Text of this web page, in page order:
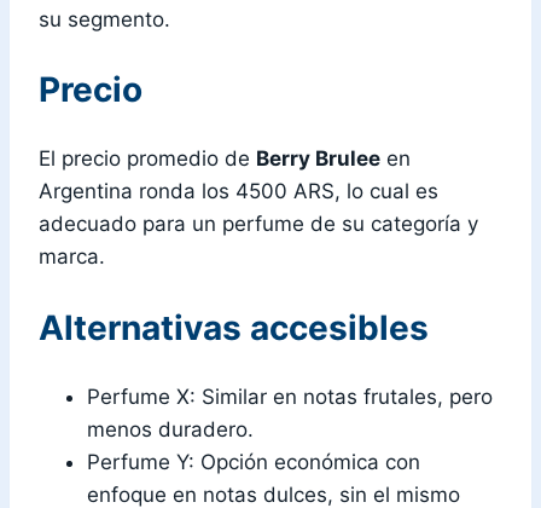
su segmento.
Precio
El precio promedio de Berry Brulee en
Argentina ronda los 4500 ARS, lo cual es
adecuado para un perfume de su categoría y
marca.
Alternativas accesibles
Perfume X: Similar en notas frutales, pero
menos duradero.
Perfume Y: Opción económica con
enfoque en notas dulces, sin el mismo